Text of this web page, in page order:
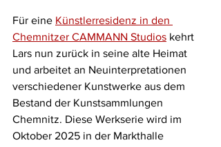
Für eine Künstlerresidenz in den
Chemnitzer CAMMANN Studios kehrt
Lars nun zurück in seine alte Heimat
und arbeitet an Neuinterpretationen
verschiedener Kunstwerke aus dem
Bestand der Kunstsammlungen
Chemnitz. Diese Werkserie wird im
Oktober 2025 in der Markthalle